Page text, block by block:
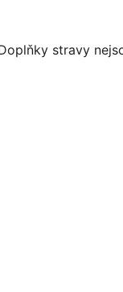
stravy